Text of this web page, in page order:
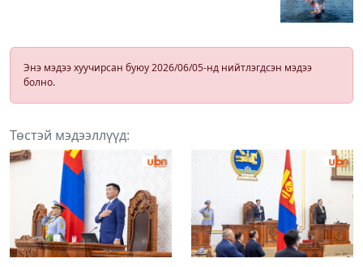
Энэ мэдээ хуучирсан буюу 2026/06/05-нд нийтлэгдсэн мэдээ
болно.
Төстэй мэдээллүүд: